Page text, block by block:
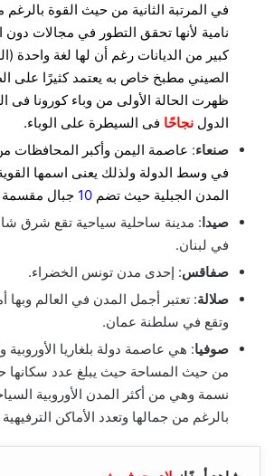
في المرتبة الثانية من حيث القوة بالرغم
نامية لأنها تحقق التطور في مجالات
كبير من الديانات رغم أن لها لغة واحدة
الصيني مطبخ خاص به يعتمد كثيرًا على
ظهرت الحالة الأولى من وباء كورونا فى
الدول نجاحًا فى السيطرة على الوباء.
صنعاء: عاصمة اليمن وأكبر المحافظات
في وسط الدولة ولذلك يعنى اسمها
المدن الجبلية حيث تضم 10 جبال مقسمة
صيدا : مدينة ساحلية سياحية تقع شرق
في لبنان.
صفاقس: إحدى مدن تونس الخضراء.
صلالة: تعتبر أجمل المدن في العالم وبها
وتقع في سلطنة عمان.
صوفيا: هي عاصمة دولة بلغاريا الأوروبية
من حيث المساحة حيث يبلغ عدد سكانها
نسمة وهي من أكثر المدن الأوروبية
بالرغم من جمالها وتعدد الأماكن الترفيهية